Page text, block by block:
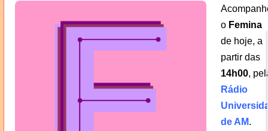
o Femina
de hoje, a
partir das
14h00,
Rádio
de AM.